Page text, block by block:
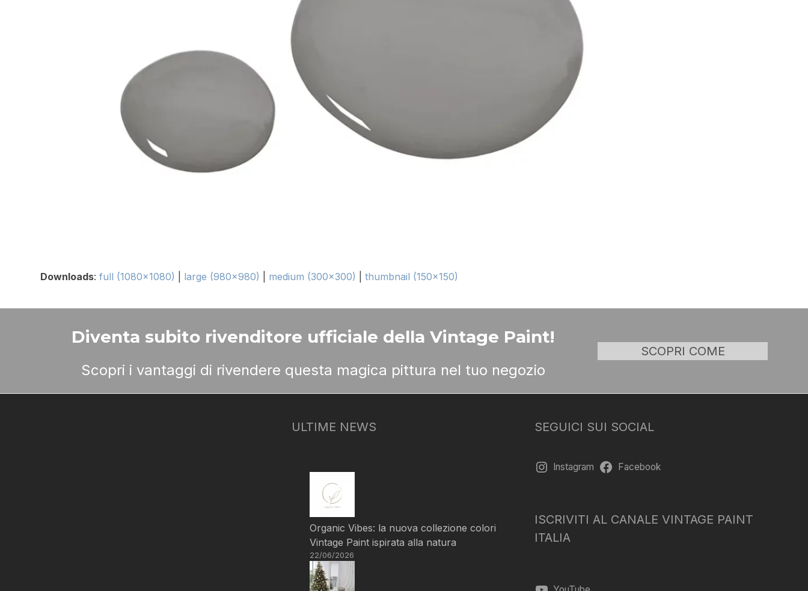
Downloads:full (1080x1080) large (980x980) medium (300x300) |thumbnail (150x150)
Diventa subito rivenditore ufficiale della Vintage Paint!
Scopri i vantaggi di rivendere questa magica pittura nel tuo negozio
SCOPRI COME
ULTIME NEWS
Organic Vibes: la nuova collezione colori
Vintage Paint ispirata alla natura
22/06/2026
SEGUICI SUI SOCIAL
Instagram Facebook
ISCRIVITI AL CANALE VINTAGE PAINT
ITALIA